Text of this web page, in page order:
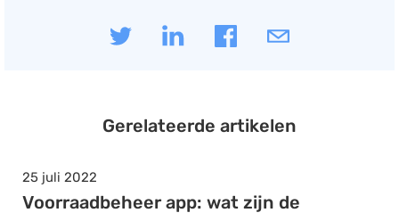
Gerelateerde artikelen
25 juli 2022
Voorraadbeheer app: wat zijn de